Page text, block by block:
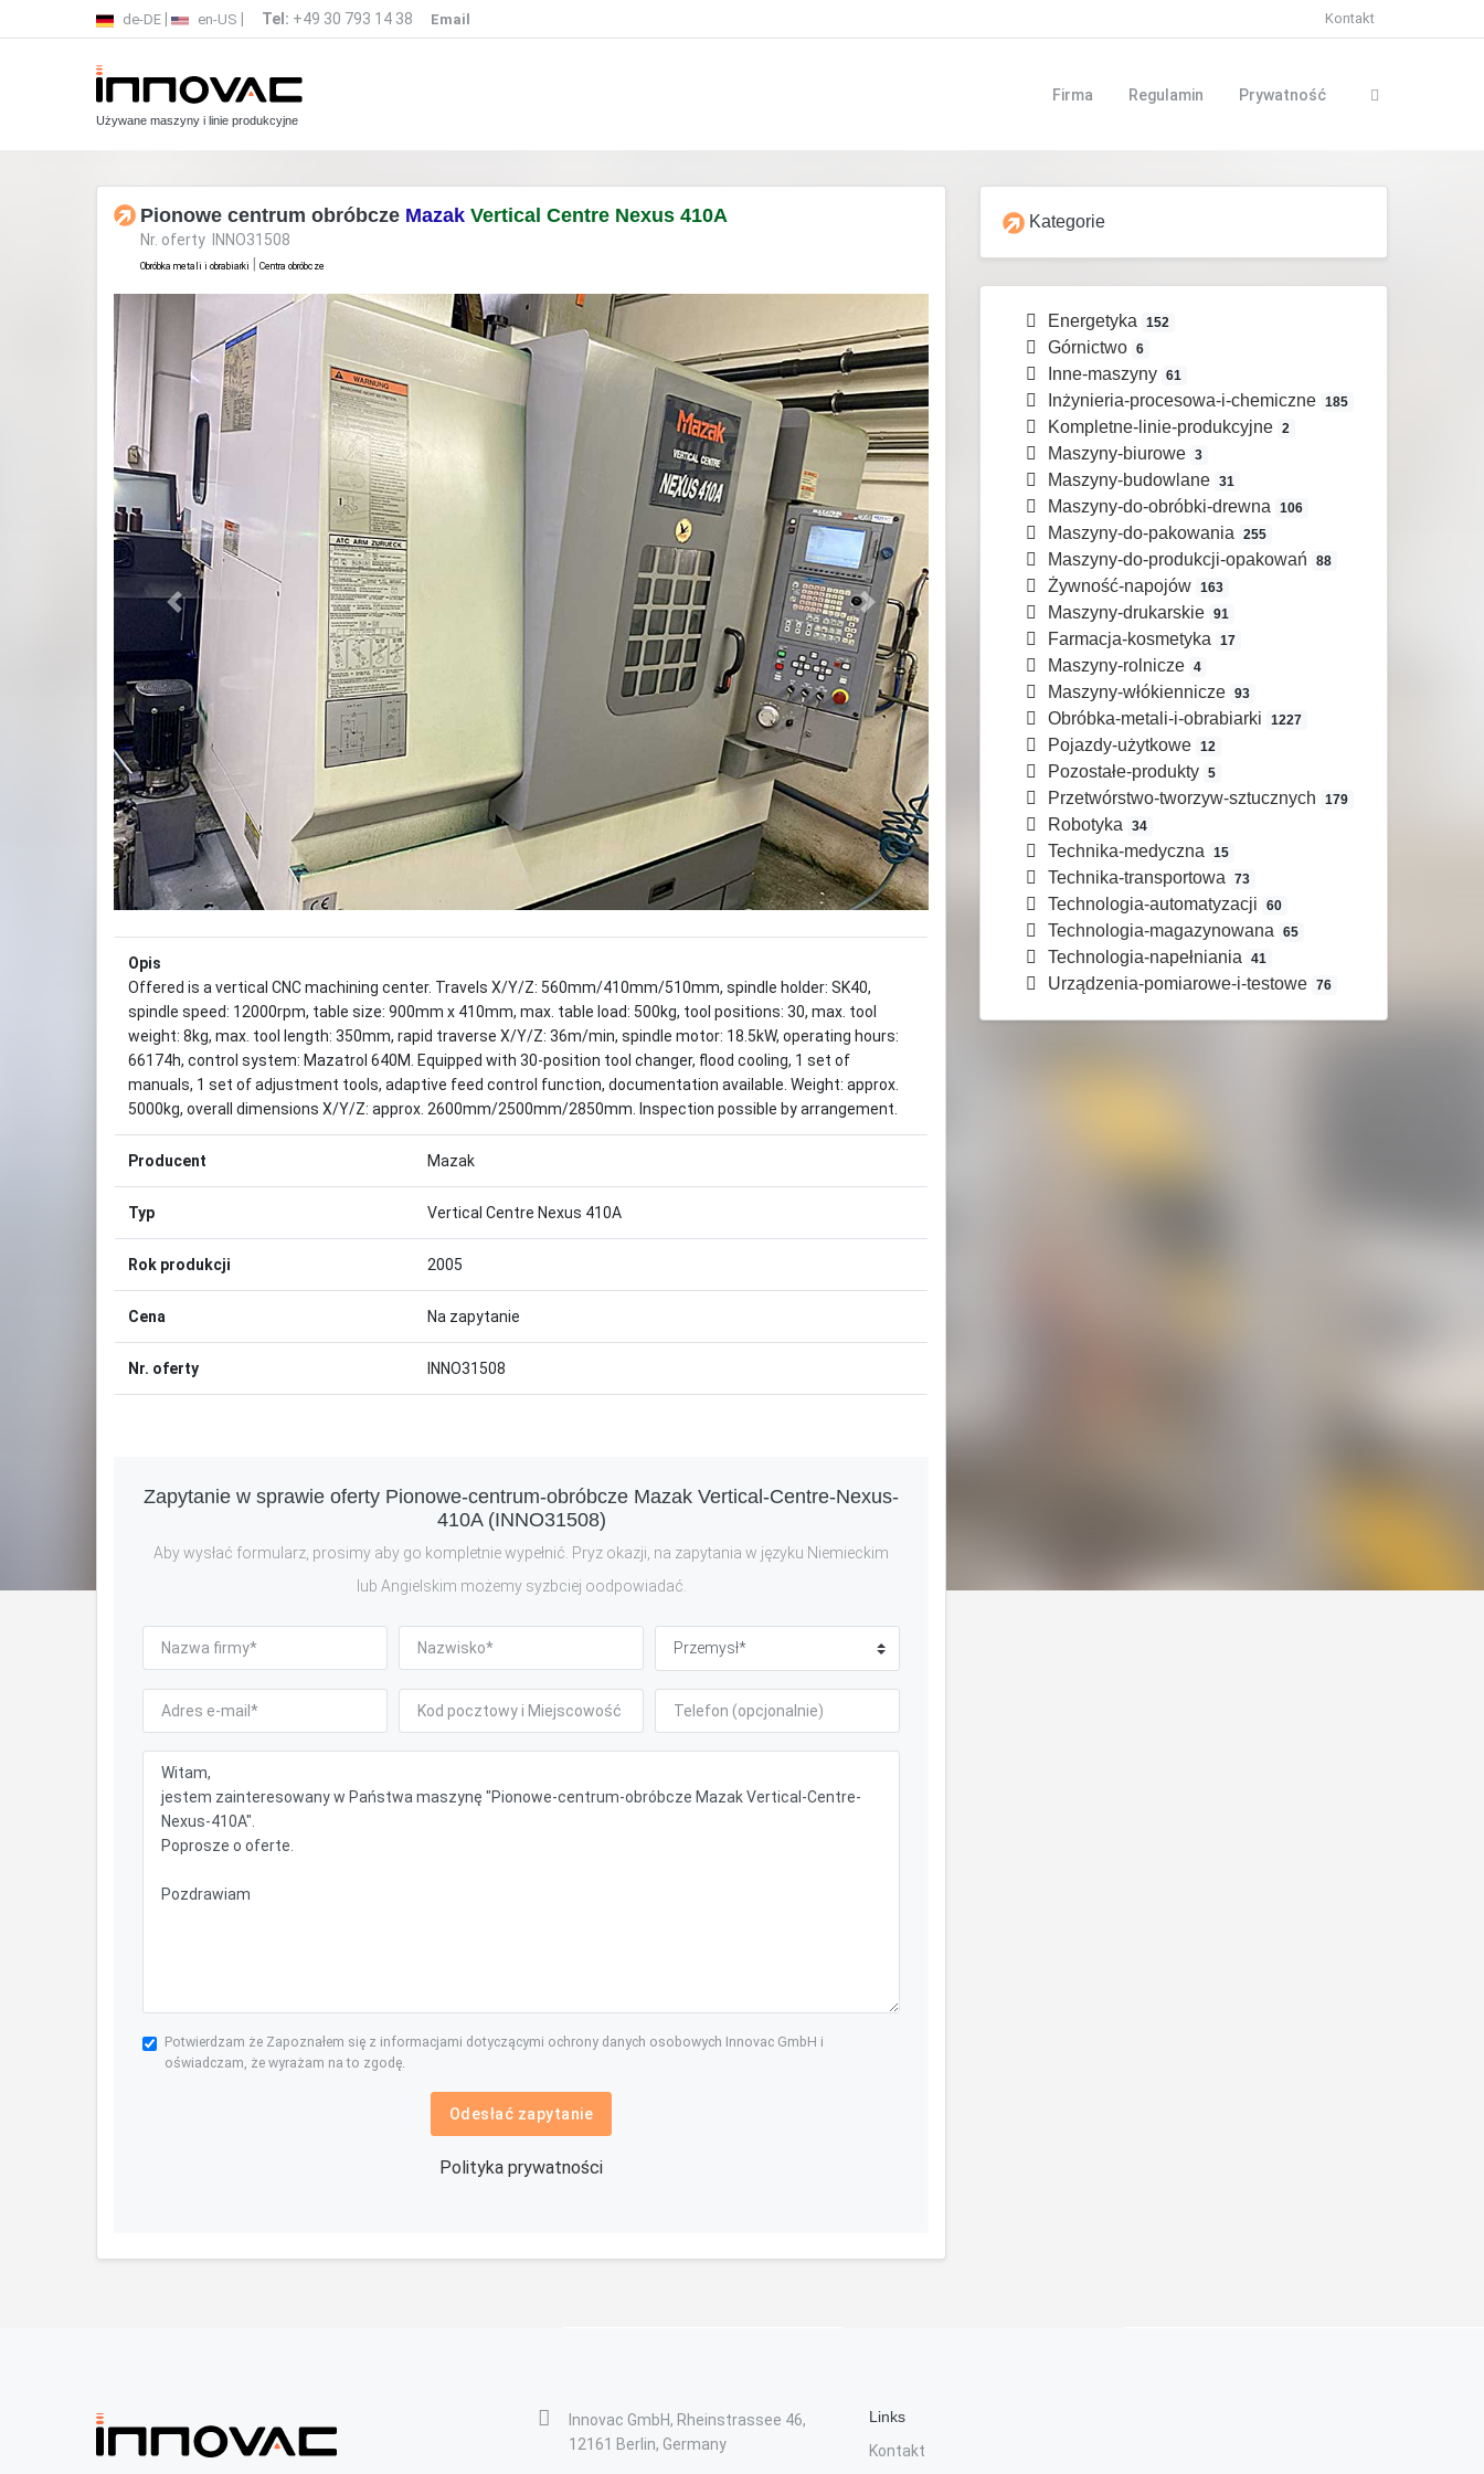
de-DE en-US Tel: +49 30 793 14 38 Email Kontakt
Używane maszyny i linie produkcyjne
Firma Regulamin Prywatność
Pionowe centrum obróbcze Mazak Vertical Centre Nexus 410A
Nr. oferty INNO31508
Obróbka metali i obrabiarki Centra obróbcze
Previous Next
Opis
Offered is a vertical CNC machining center. Travels X/Y/Z: 560mm/410mm/510mm, spindle holder: SK40,
spindle speed: 12000rpm, table size: 900mm x 410mm, max. table load: 500kg, tool positions: 30, max. tool
weight: 8kg, max. tool length: 350mm, rapid traverse X/Y/Z: 36m/min, spindle motor: 18.5kW, operating hours:
66174h, control system: Mazatrol 640M. Equipped with 30-position tool changer, flood cooling, 1 set of
manuals, 1 set of adjustment tools, adaptive feed control function, documentation available. Weight: approx.
5000kg, overall dimensions X/Y/Z: approx. 2600mm/2500mm/2850mm. Inspection possible by arrangement.
Producent Mazak
Typ Vertical Centre Nexus 410A
Rok produkcji 2005
Cena Na zapytanie
Nr. oferty INNO31508
Zapytanie w sprawie oferty Pionowe-centrum-obróbcze Mazak Vertical-Centre-Nexus-
410A (INNO31508)
Aby wysłać formularz, prosimy aby go kompletnie wypełnić. Pryz okazji, na zapytania w języku Niemieckim
lub Angielskim możemy syzbciej oodpowiadać.
Potwierdzam że Zapoznałem się z informacjami dotyczącymi ochrony danych osobowych Innovac GmbH i
oświadczam, że wyrażam na to zgodę.
Odesłać zapytanie
Polityka prywatności
Kategorie
Energetyka 152
Górnictwo 6
Inne-maszyny 61
Inżynieria-procesowa-i-chemiczne 185
Kompletne-linie-produkcyjne 2
Maszyny-biurowe 3
Maszyny-budowlane 31
Maszyny-do-obróbki-drewna 106
Maszyny-do-pakowania 255
Maszyny-do-produkcji-opakowań 88
Żywność-napojów 163
Maszyny-drukarskie 91
Farmacja-kosmetyka 17
Maszyny-rolnicze 4
Maszyny-włókiennicze 93
Obróbka-metali-i-obrabiarki 1227
Pojazdy-użytkowe 12
Pozostałe-produkty 5
Przetwórstwo-tworzyw-sztucznych 179
Robotyka 34
Technika-medyczna 15
Technika-transportowa 73
Technologia-automatyzacji 60
Technologia-magazynowana 65
Technologia-napełniania 41
Urządzenia-pomiarowe-i-testowe 76
Innovac GmbH, Rheinstrassee 46,
12161 Berlin, Germany
Links
Kontakt